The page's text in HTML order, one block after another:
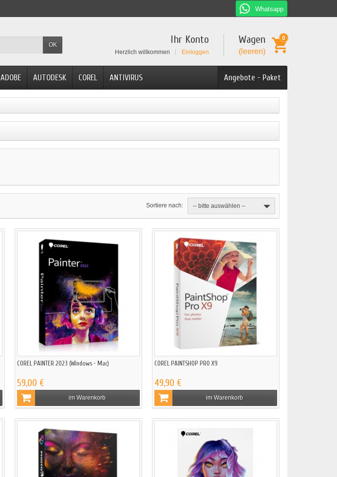
Whatsapp
OK Wagen
(leeren)
0
Ihr Konto
Herzlich willkommen Einloggen
Angebote - Paket
ADOBE AUTODESK COREL ANTIVIRUS
Sortiere nach: -- bitte auswählen --
COREL PAINTER 2023 (Windows - Mac)
59,00 €
im Warenkorb
COREL PAINTSHOP PRO X9
49,90 €
im Warenkorb